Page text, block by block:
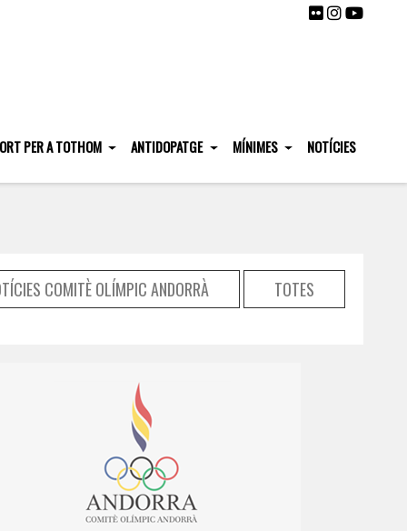
PER A TOTHOM ANTIDOPATGE MÍNIMES NOTÍCIES
COMITÈ OLÍMPIC ANDORRÀ TOTES